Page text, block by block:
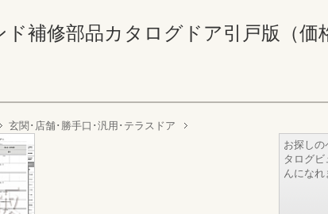
補修部品カタログドア引戸版（価
玄関･店舗･勝手口･汎用･テラスドア
お探しの
タログ
んになれ